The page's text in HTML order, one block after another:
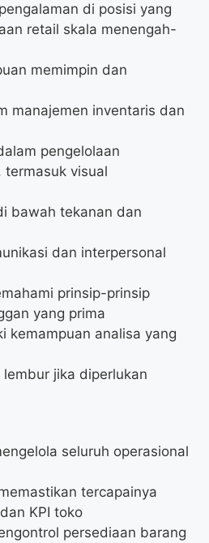
di posisi yang
retail skala menengah-
memimpin dan
manajemen inventaris dan
pengelolaan
termasuk visual
bawah tekanan dan
dan interpersonal
prinsip-prinsip
yang prima
kemampuan analisa yang
jika diperlukan
seluruh operasional
tercapainya
KPI toko
persediaan barang